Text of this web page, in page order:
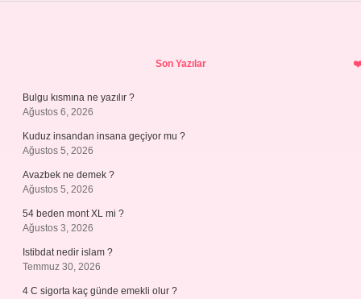
Son Yazılar
Bulgu kısmına ne yazılır ?
Ağustos 6, 2026
Kuduz insandan insana geçiyor mu ?
Ağustos 5, 2026
Avazbek ne demek ?
Ağustos 5, 2026
54 beden mont XL mi ?
Ağustos 3, 2026
Istibdat nedir islam ?
Temmuz 30, 2026
4 C sigorta kaç günde emekli olur ?